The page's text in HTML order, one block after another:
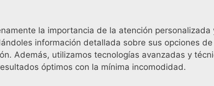
la importancia de la atención personalizada
información detallada sobre sus opciones
Además, utilizamos tecnologías avanzadas y
óptimos con la mínima incomodidad.